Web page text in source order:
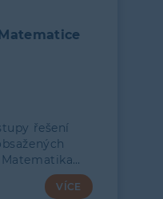
řešení
VÍCE